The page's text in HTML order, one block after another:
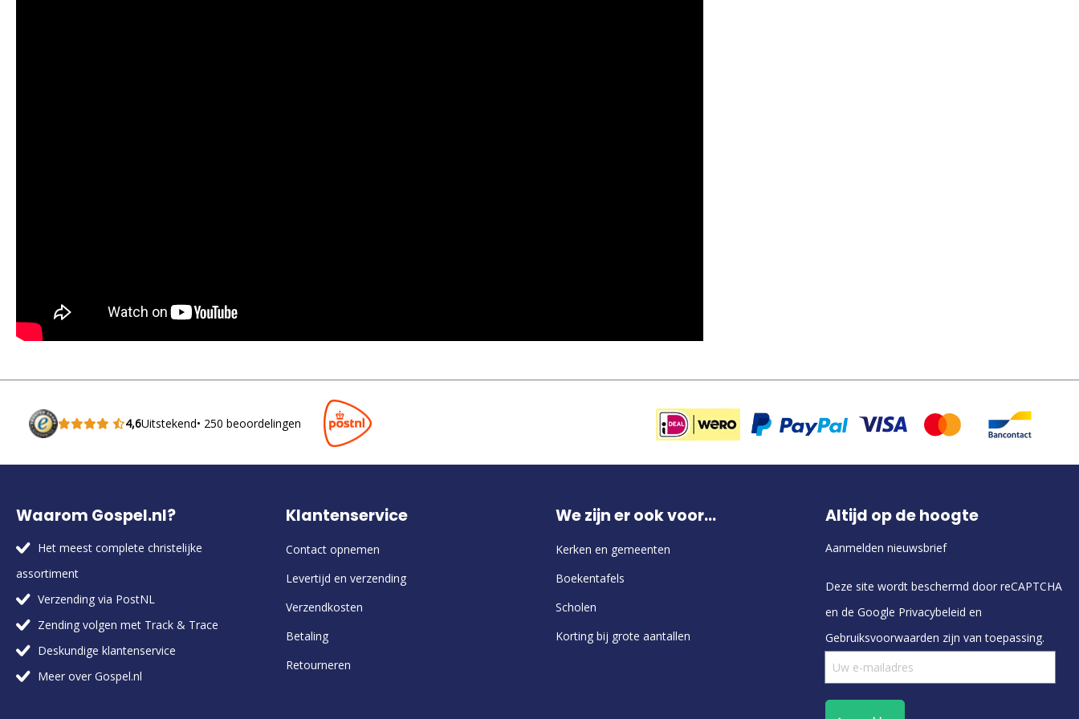
4,6Uitstekend• 250 beoordelingen
Waarom Gospel.nl?
Het meest complete christelijke
assortiment
Verzending via PostNL
Zending volgen met Track & Trace
Deskundige klantenservice
Meer over Gospel.nl
Klantenservice
Contact opnemen
Levertijd en verzending
Verzendkosten
Betaling
Retourneren
We zijn er ook voor...
Kerken en gemeenten
Boekentafels
Scholen
Korting bij grote aantallen
Altijd op de hoogte
Aanmelden nieuwsbrief
Deze site wordt beschermd door reCAPTCHA
en de Google Privacybeleid en
Gebruiksvoorwaarden zijn van toepassing.